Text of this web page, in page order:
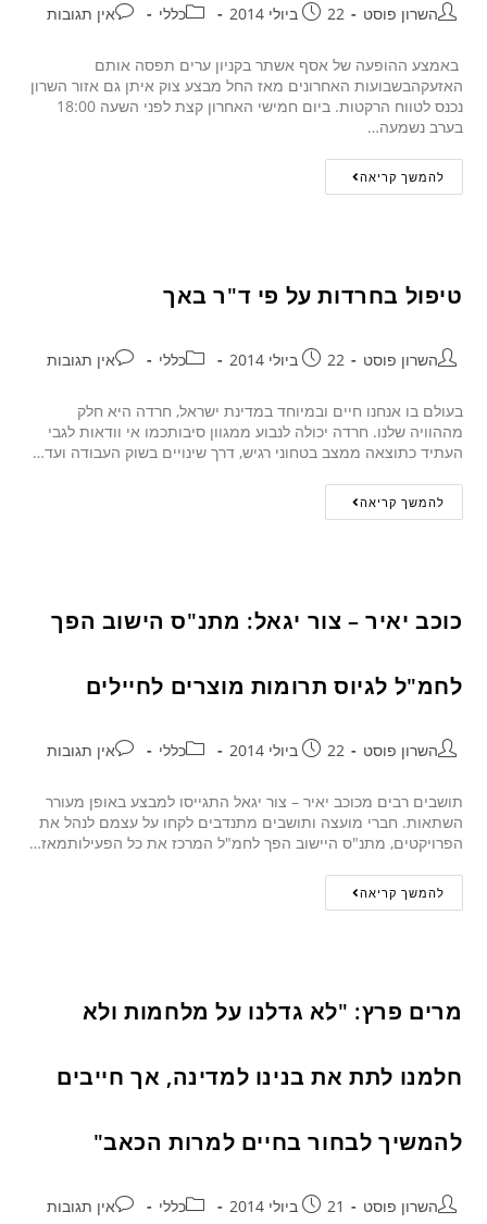
השרון פוסט 22 ביולי 2014 כללי אין תגובות
באמצע ההופעה של אסף אשתר בקניון ערים תפסה אותם
האזעקהבשבועות האחרונים מאז החל מבצע צוק איתן גם אזור השרון
נכנס לטווח הרקטות. ביום חמישי האחרון קצת לפני השעה 18:00
בערב נשמעה…
להמשך קריאה
טיפול בחרדות על פי ד"ר באך
השרון פוסט 22 ביולי 2014 כללי אין תגובות
בעולם בו אנחנו חיים ובמיוחד במדינת ישראל, חרדה היא חלק
מההוויה שלנו. חרדה יכולה לנבוע ממגוון סיבותכמו אי וודאות לגבי
העתיד כתוצאה ממצב בטחוני רגיש, דרך שינויים בשוק העבודה ועד…
להמשך קריאה
כוכב יאיר – צור יגאל: מתנ"ס הישוב הפך
לחמ"ל לגיוס תרומות מוצרים לחיילים
השרון פוסט 22 ביולי 2014 כללי אין תגובות
תושבים רבים מכוכב יאיר – צור יגאל התגייסו למבצע באופן מעורר
השתאות. חברי מועצה ותושבים מתנדבים לקחו על עצמם לנהל את
הפרויקטים, מתנ"ס היישוב הפך לחמ"ל המרכז את כל הפעילותמאז…
להמשך קריאה
מרים פרץ: "לא גדלנו על מלחמות ולא
חלמנו לתת את בנינו למדינה, אך חייבים
להמשיך לבחור בחיים למרות הכאב"
השרון פוסט 21 ביולי 2014 כללי אין תגובות